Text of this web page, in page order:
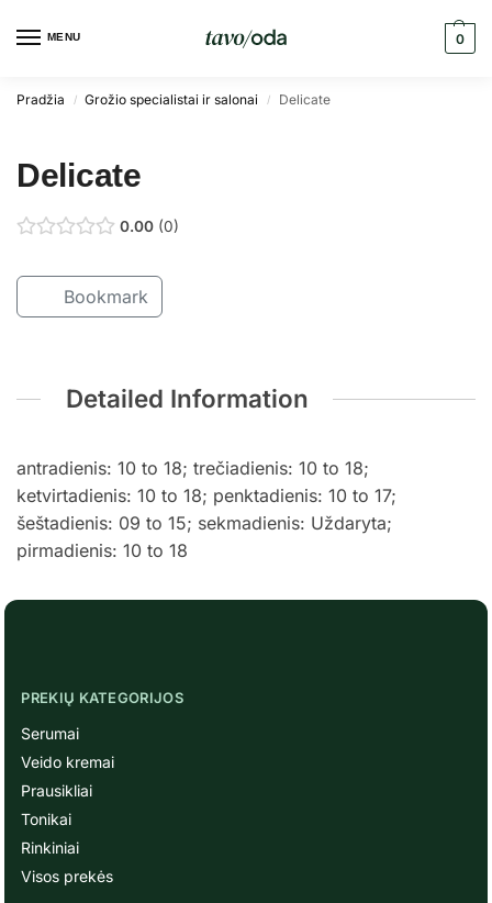
MENU 0
Pradžia / Grožio specialistai ir salonai / Delicate
Delicate
0.00 0
Bookmark
Detailed Information
antradienis: 10 to 18; trečiadienis: 10 to 18;
ketvirtadienis: 10 to 18; penktadienis: 10 to 17;
šeštadienis: 09 to 15; sekmadienis: Uždaryta;
pirmadienis: 10 to 18
PREKIŲ KATEGORIJOS
Serumai
Veido kremai
Prausikliai
Tonikai
Rinkiniai
Visos prekės